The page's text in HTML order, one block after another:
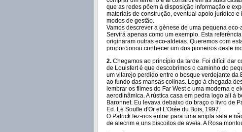
que as redes põem à disposição informação e
materiais de construção, eventual apoio jurídico
modos de gestão.
Vamos descrever a génese de uma pequena
Servirá apenas como um exemplo. Esta
originaram outras eco-aldeias. Queremos com
proporcionou conhecer um dos pioneiros deste
2. Chegamos ao princípio da tarde. Foi difícil dar
de Louisfert é que descobrimos o caminho do
um vilarejo perdido entre o bosque verdejante
ao fundo das mansas colinas. Logo à chegada
lembrar os filmes do Far West e uma moderna e
aerodinâmica. A rústica casa em pedra logo ali à
Baronnet. Eu levava debaixo do braço o livro de
Ed. Le Soufle d'Or et L'Orée du Bois, 1997.
O Patrick fez-nos entrar para uma ampla sala e
de alecrim e uns biscoitos de aveia. A Rosa